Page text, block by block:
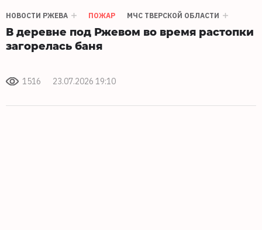
НОВОСТИ РЖЕВА ПОЖАР МЧС ТВЕРСКОЙ ОБЛАСТИ
В деревне под Ржевом во время растопки
загорелась баня
1516 23.07.2026 19:10